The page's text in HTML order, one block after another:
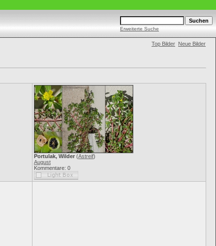
Erweiterte Suche
Top Bilder Neue Bilder
Portulak, Wilder (Astreif)
August
Kommentare: 0